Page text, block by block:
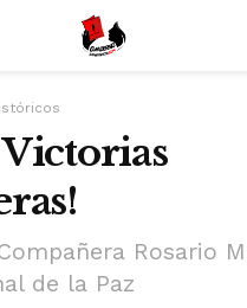
Victorias
Rosario
de la Paz